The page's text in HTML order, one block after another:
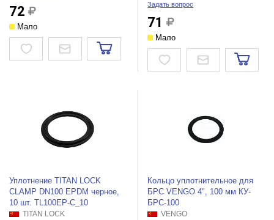
72
Мало
Задать вопрос
71
Мало
Уплотнение TITAN LOCK
CLAMP DN100 EPDM черное,
10 шт. TL100EP-C_10
TITAN LOCK
Кольцо уплотнительное для
БРС VENGO 4", 100 мм КУ-
БРС-100
VENGO